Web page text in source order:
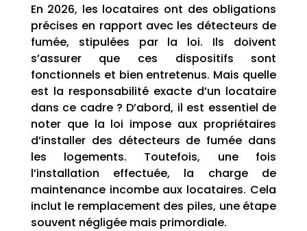
En 2026, les locataires ont des obligations
précises en rapport avec les détecteurs de
fumée, stipulées par la loi. Ils doivent
s’assurer que ces dispositifs sont
fonctionnels et bien entretenus. Mais quelle
est la responsabilité exacte d’un locataire
dans ce cadre ? D’abord, il est essentiel de
noter que la loi impose aux propriétaires
d’installer des détecteurs de fumée dans
les logements. Toutefois, une fois
l’installation effectuée, la charge de
maintenance incombe aux locataires. Cela
inclut le remplacement des piles, une étape
souvent négligée mais primordiale.